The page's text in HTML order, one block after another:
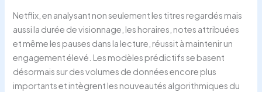
Netflix, en analysant non seulement les titres regardés mais
aussi la durée de visionnage, les horaires, notes attribuées
et même les pauses dans la lecture, réussit à maintenir un
engagement élevé. Les modèles prédictifs se basent
désormais sur des volumes de données encore plus
importants et intègrent les nouveautés algorithmiques du